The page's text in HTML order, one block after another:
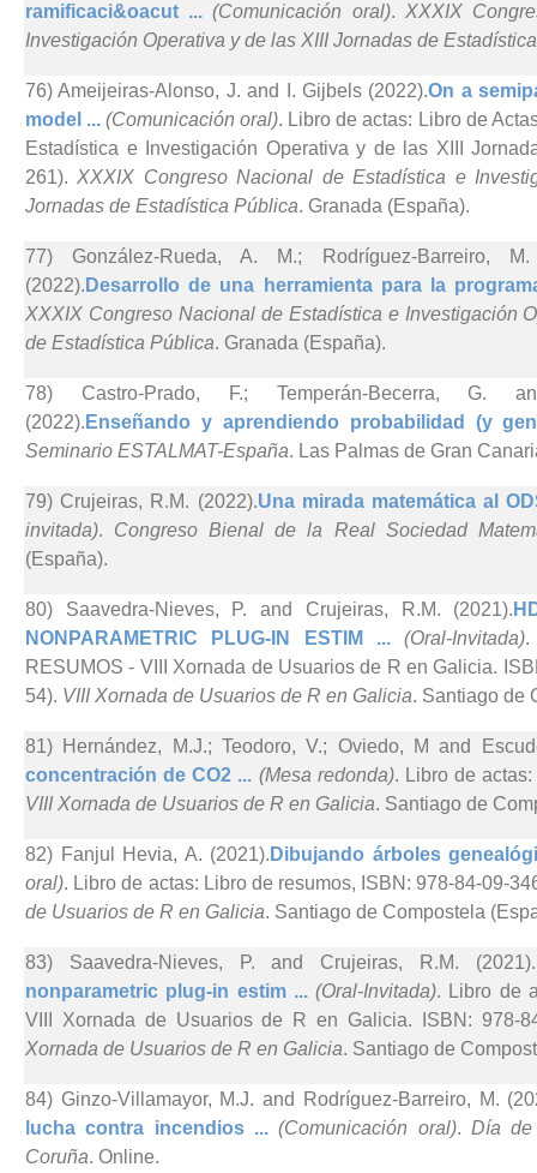
ramificaci&oacut ...(Comunicación oral). XXXIX
Investigación Operativa y de las XIII Jornadas de
76) Ameijeiras-Alonso, J. and I. Gijbels (2022).On a
model ...(Comunicación oral). Libro de actas: Libro de
Estadística e Investigación Operativa y de las XIII
261). XXXIX Congreso Nacional de Estadística e
Jornadas de Estadística Pública. Granada (España).
77) González-Rueda, A. M.; Rodríguez-Barreiro,
(2022). Desarrollo de una herramienta para la
XXXIX Congreso Nacional de Estadística e Investigación
de Estadística Pública. Granada (España).
78) Castro-Prado, F.; Temperán-Becerra, G.
(2022). Enseñando y aprendiendo probabilidad (y
Seminario ESTALMAT-España. Las Palmas de Gran
79) Crujeiras, R.M. (2022).Una mirada matemática al
invitada). Congreso Bienal de la Real Sociedad
(España).
80) Saavedra-Nieves, P. and Crujeiras, R.M. (2021).
NONPARAMETRIC PLUG-IN ESTIM ...(Oral-Invitada).
RESUMOS - VIII Xornada de Usuarios de R en Galicia.
54). VIII Xornada de Usuarios de R en Galicia. Santiago de
81) Hernández, M.J.; Teodoro, V.; Oviedo, M and
concentración de CO2 ... (Mesa redonda). Libro de
VIII Xornada de Usuarios de R en Galicia. Santiago de
82) Fanjul Hevia, A. (2021). Dibujando árboles
oral). Libro de actas: Libro de resumos, ISBN: 978-84-09-
de Usuarios de R en Galicia. Santiago de Compostela
83) Saavedra-Nieves, P. and Crujeiras, R.M. (2021).
nonparametric plug-in estim ...(Oral-Invitada). Libro de
VIII Xornada de Usuarios de R en Galicia. ISBN: 978-
Xornada de Usuarios de R en Galicia. Santiago de
84) Ginzo-Villamayor, M.J. and Rodríguez-Barreiro, M.
lucha contra incendios ...(Comunicación oral). Día
Coruña. Online.